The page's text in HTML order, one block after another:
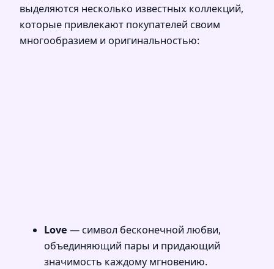
выделяются несколько известных коллекций,
которые привлекают покупателей своим
многообразием и оригинальностью:
Love — символ бесконечной любви,
объединяющий пары и придающий
значимость каждому мгновению.